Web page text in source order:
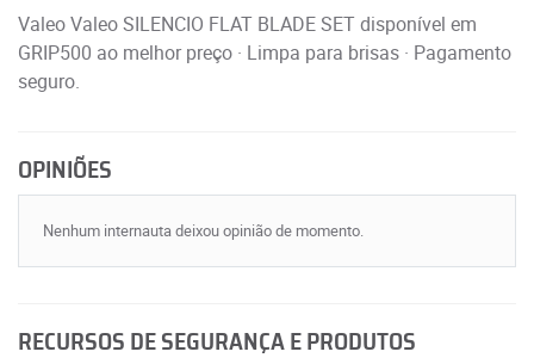
Valeo Valeo SILENCIO FLAT BLADE SET disponível em
GRIP500 ao melhor preço · Limpa para brisas · Pagamento
seguro.
OPINIÕES
Nenhum internauta deixou opinião de momento.
RECURSOS DE SEGURANÇA E PRODUTOS